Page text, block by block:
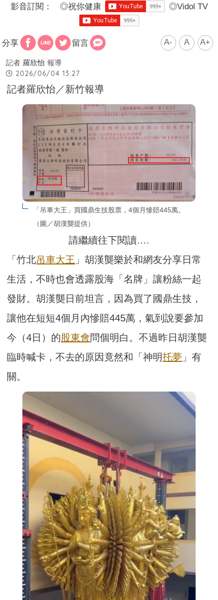
影音訂閱： ◎祝你健康 ◎Vidol TV
分享 留言 A- A A+
記者 羅欣怡 報導
2026/06/04 13:27
記者羅欣怡／新竹報導
「吊車大王」買國鼎生技股票，4個月慘賠445萬。
（圖／胡漢龑提供）
請繼續往下閱讀….
「竹北吊車大王 」胡漢龑樂於和網友分享日常
生活，不時也會透露股海「名牌」讓粉絲一起
發財。胡漢龑日前坦言，因為買了國鼎生技，
讓他在短短4個月內慘賠445萬，氣到說要參加
今（4日）的股東會問個明白。不過昨日胡漢龑
臨時喊卡，不去的原因竟然和「神明托夢 」有
關。